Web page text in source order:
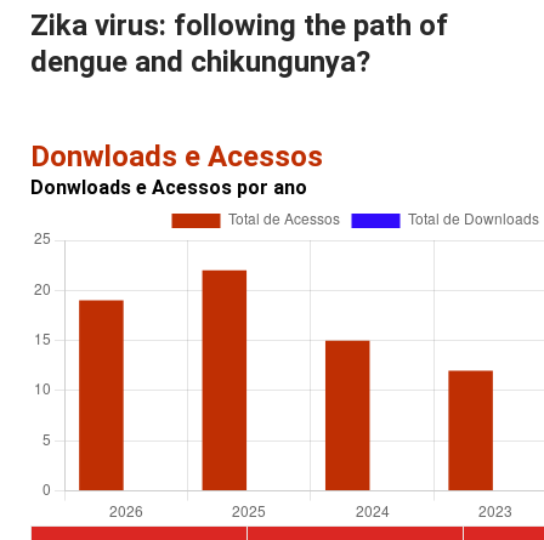
Zika virus: following the path of
dengue and chikungunya?
Donwloads e Acessos
Donwloads e Acessos por ano